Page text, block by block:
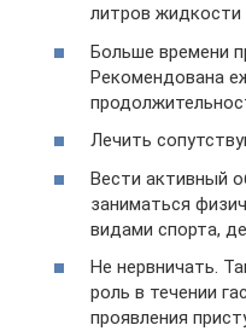
литров жидкости
Больше времени
Рекомендована
Лечить
Вести активный
заниматься
видами спорта,
Не нервничать.
роль в течении
проявления